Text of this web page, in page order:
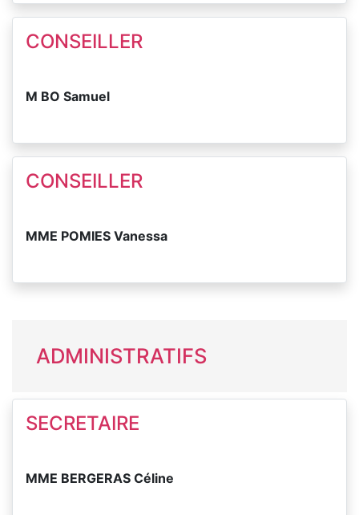
CONSEILLER
M BO Samuel
CONSEILLER
MME POMIES Vanessa
ADMINISTRATIFS
SECRETAIRE
MME BERGERAS Céline